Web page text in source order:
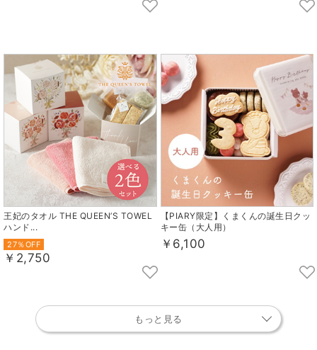
王妃のタオル THE QUEEN’S TOWEL
ハンド...
27％OFF
￥2,750
【PIARY限定】くまくんの誕生日クッ
キー缶（大人用）
￥6,100
もっと見る